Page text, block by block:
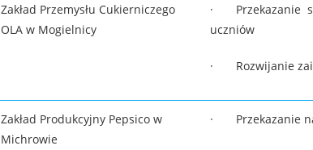
Zakład Przemysłu Cukierniczego
OLA w Mogielnicy
· Przekazanie
uczniów
· Rozwijanie
Zakład Produkcyjny Pepsico w
Michrowie
· Przekazanie